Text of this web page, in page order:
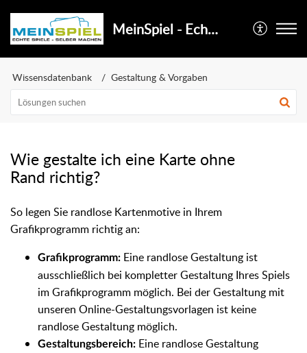
MeinSpiel - Echte Spiele selber machen
Wissensdatenbank Gestaltung & Vorgaben
Wie gestalte ich eine Karte ohne
Rand richtig?
So legen Sie randlose Kartenmotive in Ihrem
Grafikprogramm richtig an:
Grafikprogramm: Eine randlose Gestaltung ist
ausschließlich bei kompletter Gestaltung Ihres Spiels
im Grafikprogramm möglich. Bei der Gestaltung mit
unseren Online-Gestaltungsvorlagen ist keine
randlose Gestaltung möglich.
Gestaltungsbereich: Eine randlose Gestaltung